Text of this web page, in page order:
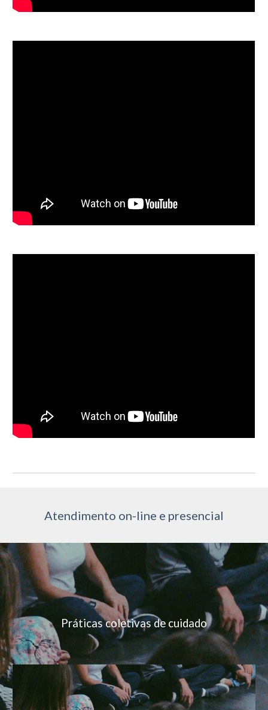
Atendimento on-line e presencial
Práticascoletivas de cuidado